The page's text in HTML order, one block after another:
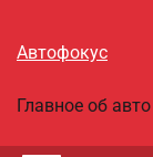
содержимому
Автофокус
Главное об авто